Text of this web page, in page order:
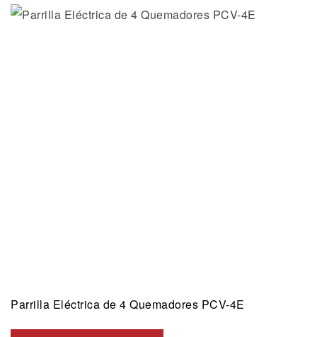
Parrilla Eléctrica de 4 Quemadores PCV-4E